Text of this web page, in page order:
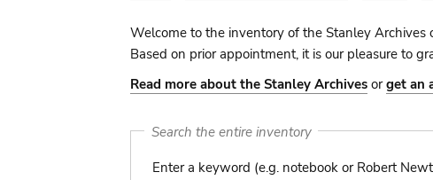
Welcome to the inventory of the Stanley Archives
Based on prior appointment, it is our pleasure to
Read more about the Stanley Archives orget an
Search the entire inventory
Enter a keyword (e.g. notebook or Robert